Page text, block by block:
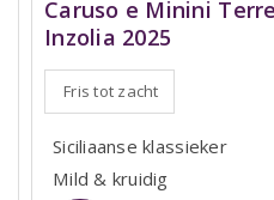
Caruso e Minini
Inzolia 2025
Fris tot zacht
Siciliaanse klassieker
Mild & kruidig